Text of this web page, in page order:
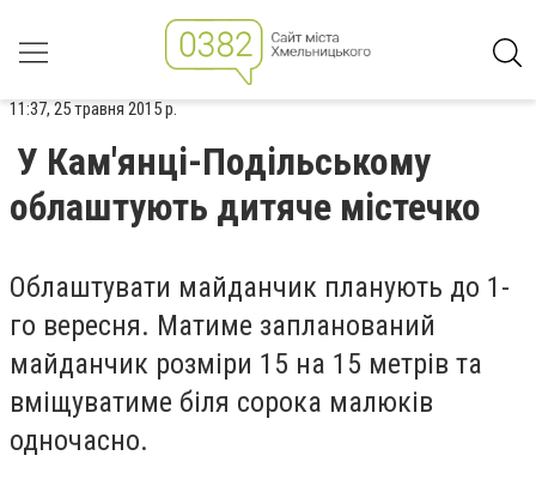
11:37, 25 травня 2015 р.
У Кам'янці-Подільському
облаштують дитяче містечко
Облаштувати майданчик планують до 1-
го вересня. Матиме запланований
майданчик розміри 15 на 15 метрів та
вміщуватиме біля сорока малюків
одночасно.